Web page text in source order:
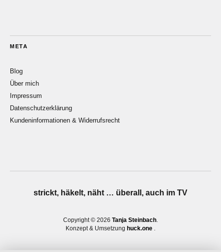
META
Blog
Über mich
Impressum
Datenschutzerklärung
Kundeninformationen & Widerrufsrecht
strickt, häkelt, näht … überall, auch im TV
Copyright © 2026 Tanja Steinbach
Konzept & Umsetzung huck.one